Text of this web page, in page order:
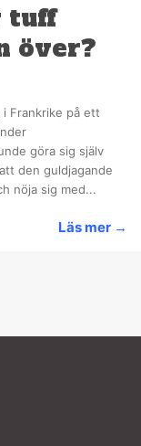
tuff
över?
Frankrike på ett
göra sig själv
den guldjagande
nöja sig med...
Läs mer →